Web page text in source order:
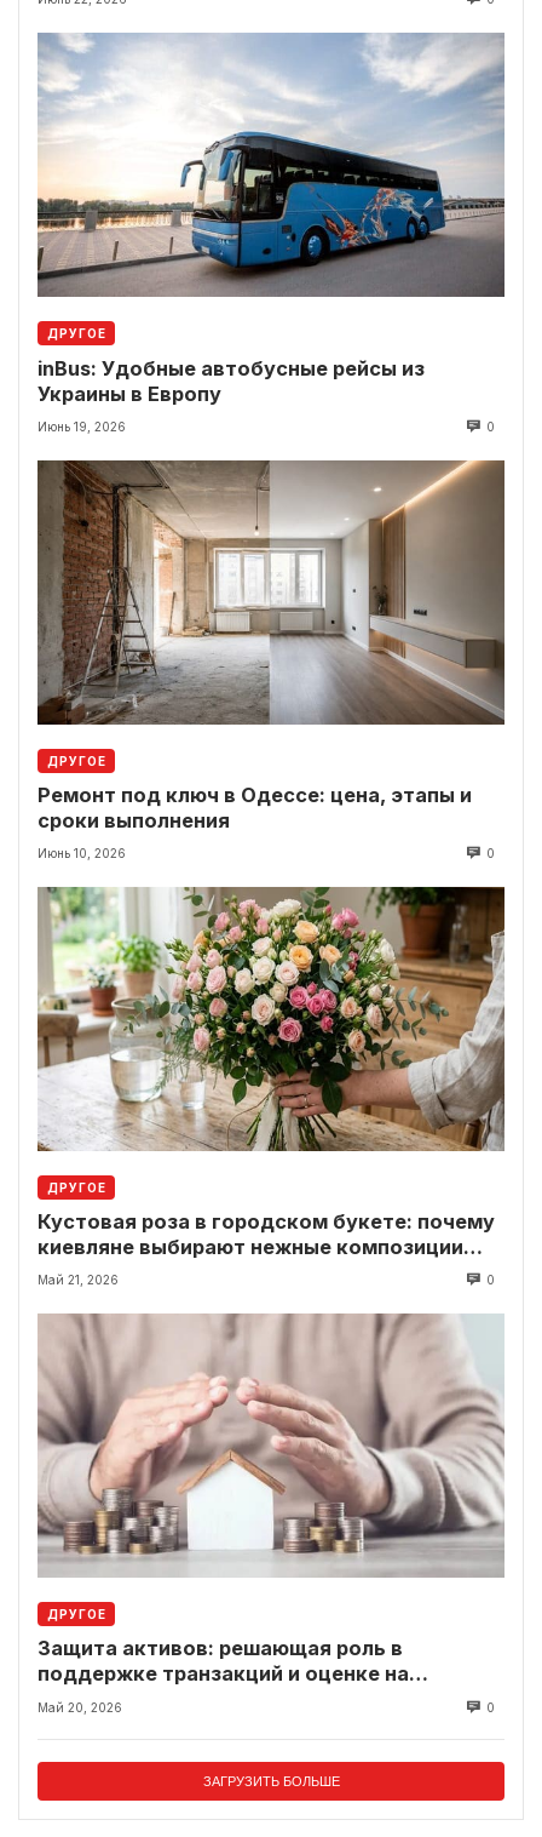
ДРУГОЕ
inBus: Удобные автобусные рейсы из
Украины в Европу
Июнь 19, 2026 0
ДРУГОЕ
Ремонт под ключ в Одессе: цена, этапы и
сроки выполнения
Июнь 10, 2026 0
ДРУГОЕ
Кустовая роза в городском букете: почему
киевляне выбирают нежные композиции
вместо классики
Май 21, 2026 0
ДРУГОЕ
Защита активов: решающая роль в
поддержке транзакций и оценке на
современном рынке
Май 20, 2026 0
ЗАГРУЗИТЬ БОЛЬШЕ